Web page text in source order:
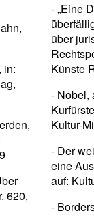
in:
620,
- „Eine
über
Künste
- Nobel,
Kultur-
- Der
eine
auf:
-